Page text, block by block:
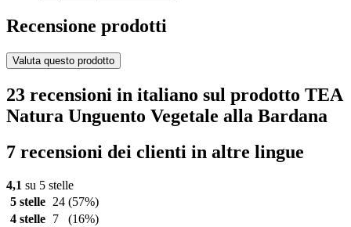
Recensione prodotti
Valuta questo prodotto
23 recensioni in italiano sul prodotto TEA
Natura Unguento Vegetale alla Bardana
7 recensioni dei clienti in altre lingue
4,1 su 5 stelle
5 stelle
24 (57%)
4 stelle
7
(16%)